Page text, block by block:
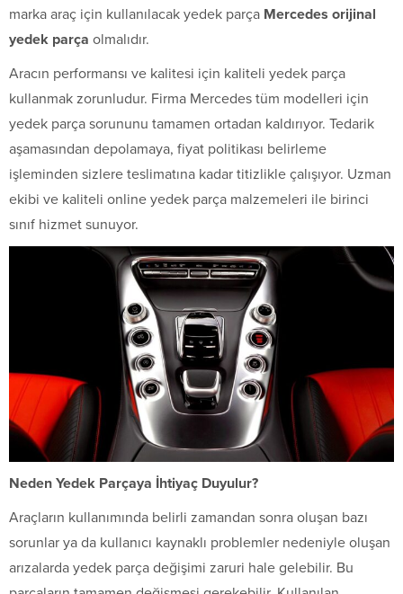
marka araç için kullanılacak yedek parça Mercedes orijinal
yedek parça olmalıdır.
Aracın performansı ve kalitesi için kaliteli yedek parça
kullanmak zorunludur. Firma Mercedes tüm modelleri için
yedek parça sorununu tamamen ortadan kaldırıyor. Tedarik
aşamasından depolamaya, fiyat politikası belirleme
işleminden sizlere teslimatına kadar titizlikle çalışıyor. Uzman
ekibi ve kaliteli online yedek parça malzemeleri ile birinci
sınıf hizmet sunuyor.
Neden Yedek Parçaya İhtiyaç Duyulur?
Araçların kullanımında belirli zamandan sonra oluşan bazı
sorunlar ya da kullanıcı kaynaklı problemler nedeniyle oluşan
arızalarda yedek parça değişimi zaruri hale gelebilir. Bu